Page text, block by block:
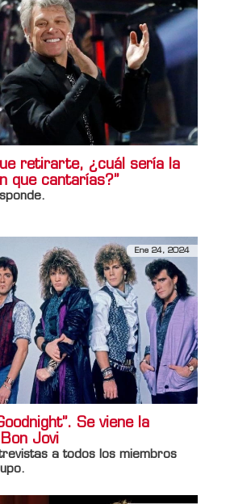
retirarte, ¿cuál sería la
que cantarías?”
Ene 24, 2024
Se viene la
Jovi
a todos los miembros